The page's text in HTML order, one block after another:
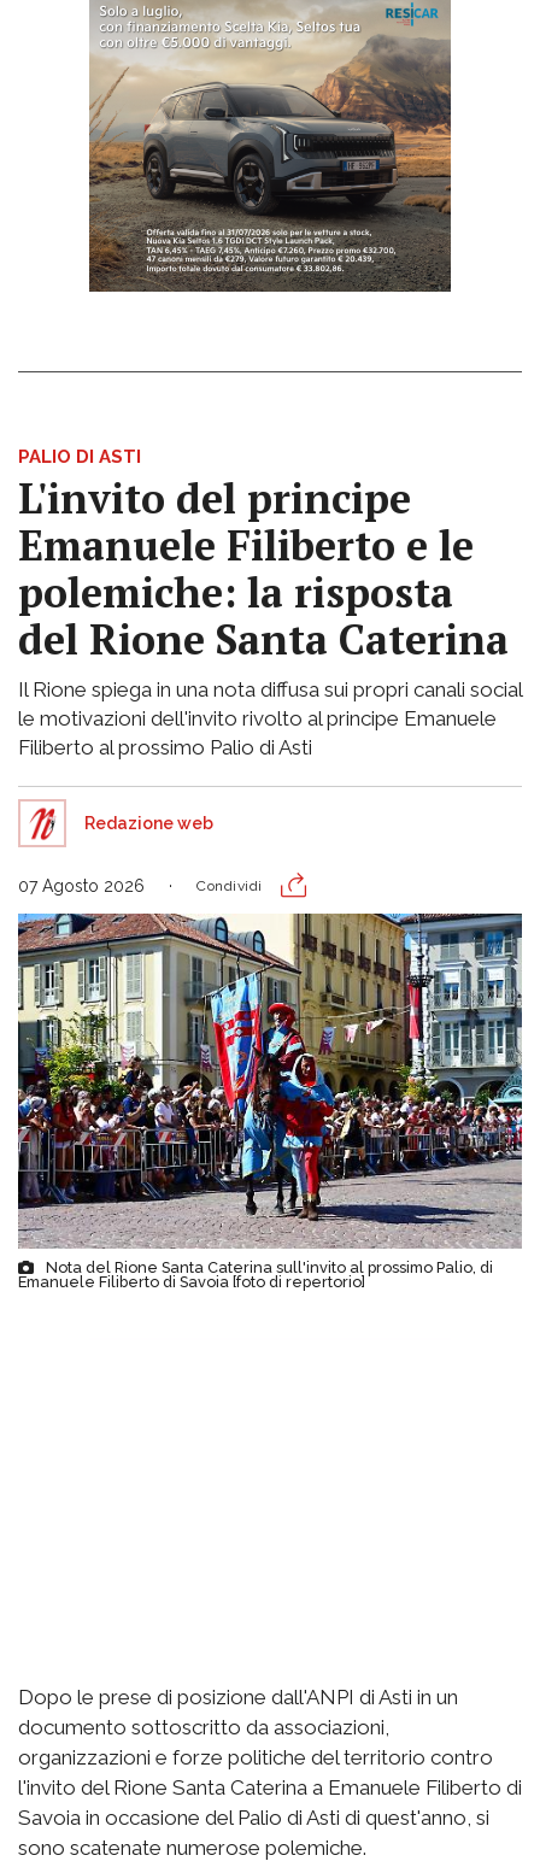
PALIO DI ASTI
L'invito del principe
Emanuele Filiberto e le
polemiche: la risposta
del Rione Santa Caterina
Il Rione spiega in una nota diffusa sui propri canali social
le motivazioni dell'invito rivolto al principe Emanuele
Filiberto al prossimo Palio di Asti
Redazione web
07 Agosto 2026 Condividi
Nota del Rione Santa Caterina sull'invito al prossimo Palio, di
Emanuele Filiberto di Savoia [foto di repertorio]
Dopo le prese di posizione dall'ANPI di Asti in un
documento sottoscritto da associazioni,
organizzazioni e forze politiche del territorio contro
l'invito del Rione Santa Caterina a Emanuele Filiberto di
Savoia in occasione del Palio di Asti di quest'anno, si
sono scatenate numerose polemiche.